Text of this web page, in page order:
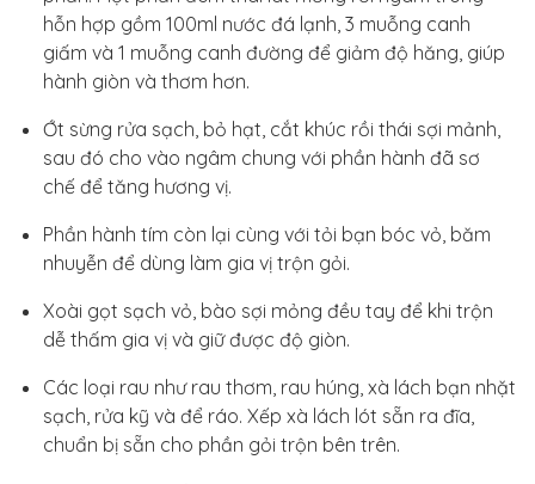
hỗn hợp gồm 100ml nước đá lạnh, 3 muỗng canh
giấm và 1 muỗng canh đường để giảm độ hăng, giúp
hành giòn và thơm hơn.
Ớt sừng rửa sạch, bỏ hạt, cắt khúc rồi thái sợi mảnh,
sau đó cho vào ngâm chung với phần hành đã sơ
chế để tăng hương vị.
Phần hành tím còn lại cùng với tỏi bạn bóc vỏ, băm
nhuyễn để dùng làm gia vị trộn gỏi.
Xoài gọt sạch vỏ, bào sợi mỏng đều tay để khi trộn
dễ thấm gia vị và giữ được độ giòn.
Các loại rau như rau thơm, rau húng, xà lách bạn nhặt
sạch, rửa kỹ và để ráo. Xếp xà lách lót sẵn ra đĩa,
chuẩn bị sẵn cho phần gỏi trộn bên trên.